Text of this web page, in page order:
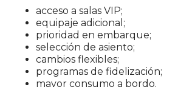
acceso a salas VIP;
equipaje adicional;
prioridad en embarque;
selección de asiento;
cambios flexibles;
programas de fidelización;
mayor consumo a bordo.